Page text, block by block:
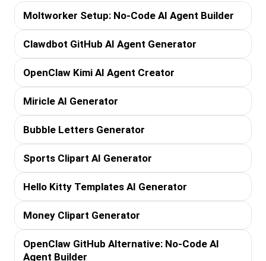
Moltworker Setup: No-Code AI Agent Builder
Clawdbot GitHub AI Agent Generator
OpenClaw Kimi AI Agent Creator
Miricle AI Generator
Bubble Letters Generator
Sports Clipart AI Generator
Hello Kitty Templates AI Generator
Money Clipart Generator
OpenClaw GitHub Alternative: No-Code AI
Agent Builder